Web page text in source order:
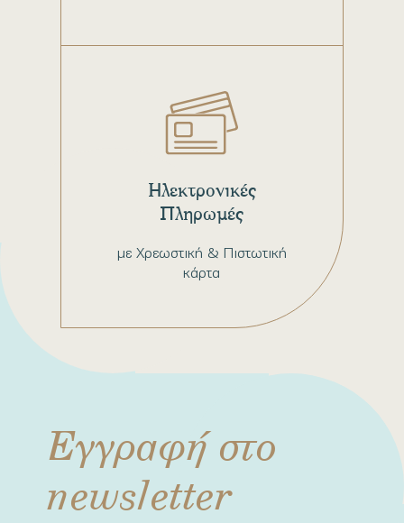
με Χρεωστική & Πιστωτική
κάρτα
Ηλεκτρονικές
Πληρωμές
Εγγραφή στο
newsletter